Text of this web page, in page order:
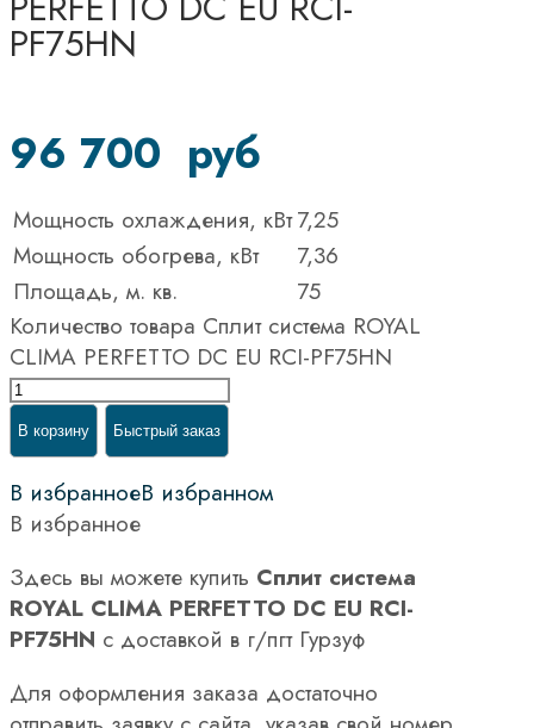
PF75HN
96 700 руб
Мощность охлаждения, кВт7,25
Мощность обогрева, кВт
7,36
Площадь, м. кв.
75
Количество товара Сплит система ROYAL
CLIMA PERFETTO DC EU RCI-PF75HN
В корзину Быстрый заказ
В избранноеВ избранном
В избранное
Здесь вы можете купить Сплит система
ROYAL CLIMA PERFETTO DC EU RCI-
PF75HN с доставкой в г/пгт Гурзуф
Для оформления заказа достаточно